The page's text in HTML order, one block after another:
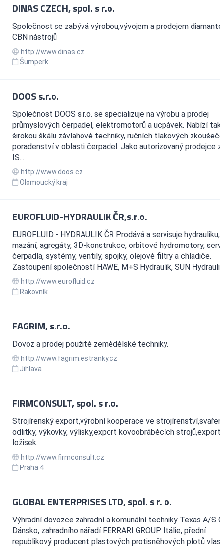
DINAS CZECH, spol. s r.o.
Společnost se zabývá výrobou,vývojem a prodejem
CBN nástrojů
http://www.dinas.cz
Šumperk
DOOS s.r.o.
Společnost DOOS s.r.o. se specializuje na výrobu a prodej
průmyslových čerpadel, elektromotorů a ucpávek. Nabízí
širokou škálu závlahové techniky, ručních tlakových
poradenství v oblasti čerpadel. Jako autorizovaný prodejce
IS...
http://www.doos.cz
Olomoucký kraj
EUROFLUID-HYDRAULIK ČR,s.r.o.
EUROFLUID - HYDRAULIK ČR Prodává a servisuje hydrauliku,
mazání, agregáty, 3D-konstrukce, orbitové hydromotory,
čerpadla, systémy, ventily, spojky, olejové filtry a chladiče.
Zastoupení společností HAWE, M+S Hydraulik, SUN
http://www.eurofluid.cz
Rakovník
FAGRIM, s.r.o.
Dovoz a prodej použité zemědělské techniky.
http://www.fagrim.estranky.cz
Jihlava
FIRMCONSULT, spol. s r.o.
Strojírenský export,výrobní kooperace ve
odlitky, výkovky, výlisky,export kovoobráběcích strojů,export
ložisek.
http://www.firmconsult.cz
Praha 4
GLOBAL ENTERPRISES LTD, spol. s r. o.
Výhradní dovozce zahradní a komunální techniky Texas A/S
Dánsko, zahradního nářadí FERRARI GROUP Itálie, přední
republikový producent plastových protisněhových plotů